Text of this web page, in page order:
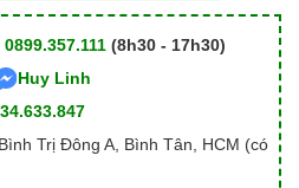
0899.357.111 (8h30 - 17h30)
Huy Linh
Trị Đông A, Bình Tân, HCM (có